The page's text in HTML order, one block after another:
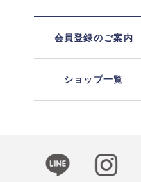
会員登録のご案内
ショップ一覧